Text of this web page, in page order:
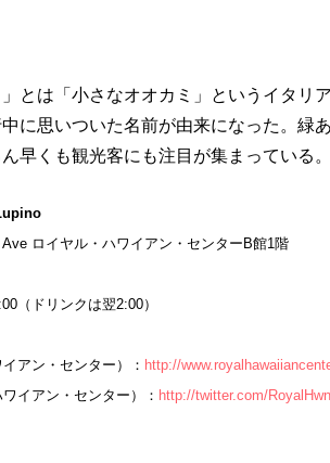
」とは「小さなオオカミ」というイタリ
に思いついた名前が由来になった。緑
早くも観光客にも注目が集まっている。
ロイヤル・ハワイアン・センターB館1階
（ドリンクは翌2:00）
アン・センター）： http://
イアン・センター）： http://twitter.com/